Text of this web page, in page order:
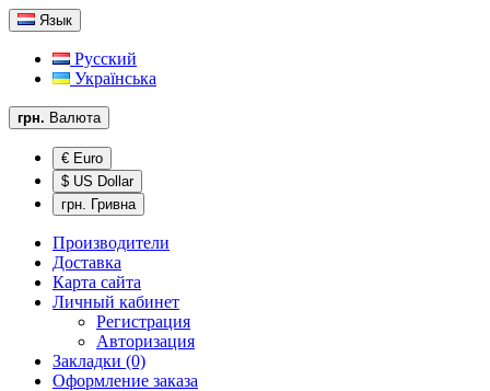
Язык
Русский
Українська
грн. Валюта
€ Euro
$ US Dollar
грн. Гривна
Производители
Доставка
Карта сайта
Личный кабинет
Регистрация
Авторизация
Закладки (0)
Оформление заказа